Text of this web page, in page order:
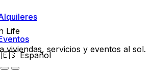
🇪🇸Español
Life
viviendas, servicios y eventos al sol.